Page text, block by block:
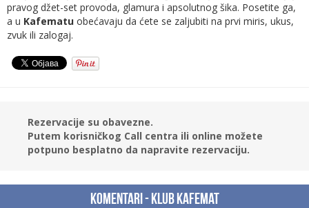
pravog džet-set provoda, glamura i apsolutnog šika. Posetite ga,
a u Kafematu obećavaju da ćete se zaljubiti na prvi miris, ukus,
zvuk ili zalogaj.
Rezervacije su obavezne.
Putem korisničkog Call centra ili online možete
potpuno besplatno da napravite rezervaciju.
Komentari - Klub Kafemat